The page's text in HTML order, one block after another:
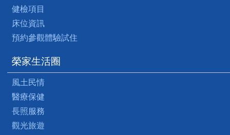
健檢項目
床位資訊
預約參觀體驗試住
榮家生活圈
風土民情
醫療保健
長照服務
觀光旅遊